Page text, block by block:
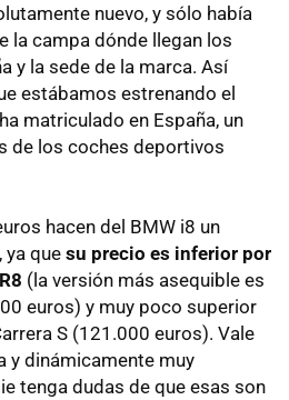
nuevo, y sólo había
la campa dónde llegan los
y la sede de la marca. Así
estábamos estrenando el
matriculado en España, un
de los coches deportivos
hacen del BMW i8 un
ya que su precio es inferior por
(la versión más asequible es
euros) y muy poco superior
S (121.000 euros). Vale
y dinámicamente muy
tenga dudas de que esas son